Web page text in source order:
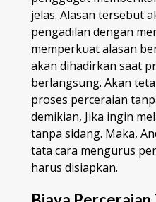
jelas. Alasan tersebut
pengadilan dengan
memperkuat alasan
akan dihadirkan saat
berlangsung. Akan
proses perceraian
demikian, Jika ingin
tanpa sidang. Maka,
tata cara mengurus
harus disiapkan.